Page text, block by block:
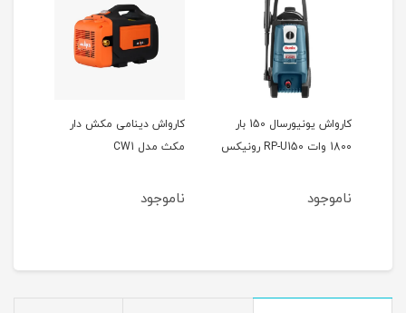
کارواش یونیورسال 150 بار
1800 وات RP-U150 رونیکس
ناموجود
کارواش دینامی مکش دار
مکث مدل CW1
ناموجود